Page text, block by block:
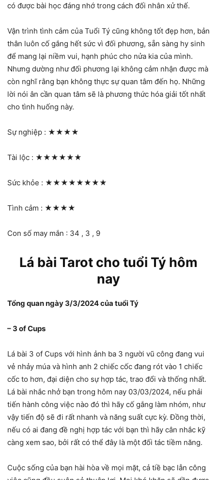
có được bài học đáng nhớ trong cách đối nhân xử thế.
Vận trình tình cảm của Tuổi Tý cũng không tốt đẹp hơn, bản
thân luôn cố gắng hết sức vì đối phương, sẵn sàng hy sinh
để mang lại niềm vui, hạnh phúc cho nửa kia của mình.
Nhưng dường như đối phương lại không cảm nhận được mà
còn nghĩ rằng bạn không thực sự quan tâm đến họ. Những
lời nói ân cần quan tâm sẽ là phương thức hóa giải tốt nhất
cho tình huống này.
Sự nghiệp : ★★★★
Tài lộc : ★★★★★★
Sức khỏe : ★★★★★★★★
Tình cảm : ★★★★
Con số may mắn : 34 , 3 , 9
Lá bài Tarot cho tuổi Tý hôm
nay
Tổng quan ngày 3/3/2024 của tuổi Tý
– 3 of Cups
Lá bài 3 of Cups với hình ảnh ba 3 người vũ công đang vui
vẻ nhảy múa và hình anh 2 chiếc cốc đang rót vào 1 chiếc
cốc to hơn, đại diện cho sự hợp tác, trao đổi và thống nhất.
Lá bài nhắc nhở bạn trong hôm nay 03/03/2024, nếu phải
tiến hành công việc nào đó thì hãy cố gắng làm nhóm, như
vậy tiến độ sẽ đi rất nhanh và năng suất cực kỳ. Đồng thời,
nếu có ai đang đề nghị hợp tác với bạn thì hãy cân nhắc kỹ
càng xem sao, bởi rất có thể đây là một đối tác tiềm năng.
Cuộc sống của bạn hài hòa về mọi mặt, cả tiề bạc lẫn công